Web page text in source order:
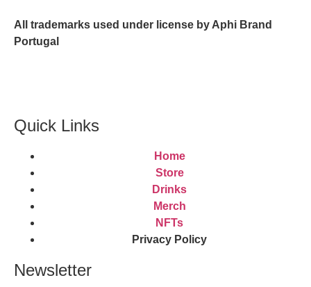
All trademarks used under license by Aphi Brand
Portugal
Quick Links
Home
Store
Drinks
Merch
NFTs
Privacy Policy
Newsletter